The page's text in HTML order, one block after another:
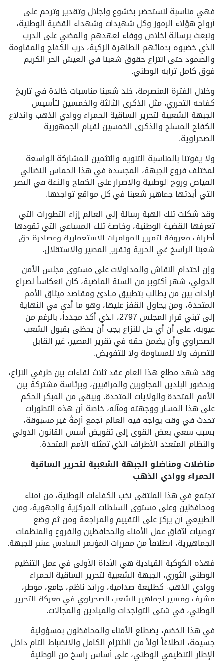
فهي مناسبة لنستحضر بخشوع وإجلال وتقدير وترحم على
أرواح هؤلاء الرموز وكل شهيدات وشهداء القضية الوطنية،
ونبعث برسالة إخلاص ووفاء لعهدهم والمضي على الدرب
الذي خضبوه بدمائهم الطاهرة الزكية، درب الكفاح والمقاومة
والصمود حتى انتزاع حقوق شعبنا في العيش الحر الكريم
فوق كامل ترابه الوطني.
وخلال الفترة المنصرمة، خلد شعبنا مناسبات خالدة في تاريخ
كفاحه التحرري، مثل الذكرى الثالثة والخمسين لتأسيس
الجبهة الشعبية لتحرير الساقية الحمراء ووادي الذهب واندلاع
الكفاح المسلح والذكرى الخمسين لقيام الجمهورية
الصحراوية.
ولا يفوتنا بالمناسبة التنويه والتثمين للمشاركة الواسعة
لمختلف فروع الجبهة، المجسدة في هذا الحماس النضالي
الفياض وروح الوطنية والإصرار على الكفاح والثقة في النصر
التي أبدتها جماهير شعبنا في كل مواقع تواجدها.
وقد شكلت تلك الهبة رسالة إلى العالم إزاء التطورات التي
تعرفها القضية الوطنية، وخاصة تلك المساعي التي تقودها
أطراف معروفة لتمرير المؤامرات الاستعمارية ومصادرة حق
شعبنا الراسخ في الحرية وتقرير المصير والاستقلال.
وإن احتدام النقاش والمداولات على مستوى مجلس الأمن
الدولي، شهر أكتوبر من السنة الماضية، كان انعكاساً لصراع
إرادات بين من يطالب بتطبيق مبادئ ومقاصد ميثاق الأمم
المتحدة، ومن يحاول القفز عليها، وهو ما أدى في النهاية
إلى تبني قرار المجلس 2797، الذي أكد مجدداً، بالرغم من
عيوبه، على أن أي حل للنزاع يجب أن يحظى بقبول الشعب
الصحراوي وأن يضمن حقه في تقرير المصير، غير القابل
للتصرف ولا للمساومة ولا للتفويض.
وقد شهد مطلع هذا العام عقد ثلاث لقاءات بين طرفي النزاع،
وبحضور البلدين المجاورين والمراقبين، وبرئاسة مشتركة بين
الأمم المتحدة والولايات المتحدة. ويبقى من المبكر الحكم
على هذا المسار ووجهته ومآله، خاصة أن هذه التطورات
تحدث في وقت يواجه فيه العالم أجمع أزمةً غير مسبوقة،
بسبب سعي بعض القوى إلى تقويض أسس القانون الدولي
والنظام المتعدد الأطراف الذي تمثله الأمم المتحدة.
مناضلات ومناضلو الجبهة الشعبية لتحرير الساقية
الحمراء ووادي الذهب
تجتمع في هذا الملتقى نخب الكفاءات الوطنية، من أمناء
ومحافظين وعلى مستوىالسلطات المركزية والجهوية، ومن
الطبيعي أن يركز على التقييم والمراجعة ومن ثم وضع
توصيات لآفاق عمل الأمناء والمحافظين والفروع والمنظمات
الجماهيرية، انطلاقاً من مقررات المؤتمر السادس عشر للجبهة.
فهذه الكوكبة القيادية هي الأداة الأولى في عمل التنظيم
الوطني الثوري، الجبهة الشعبية لتحرير الساقية الحمراء
ووادي الذهب، كطليعة صدامية، ورائد ناظم، جامع، مؤطر،
مشرف ومسير لجماهير الشعب الصحراوي في معركة التحرير
الوطني، في شتى التواجدات والميادين والمجالات.
في هذا الخضم، يضطلع الأمناء والمحافظون بمسؤولية
جسيمة، انطلاقاً اولاً من الالتزام الكامل والانضباط التام داخل
الإطار التنظيمي الوطني، على أساس راسخ من الوطنية